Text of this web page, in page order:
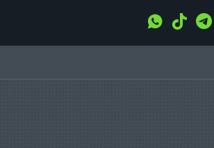
WhatsApp
Tiktok